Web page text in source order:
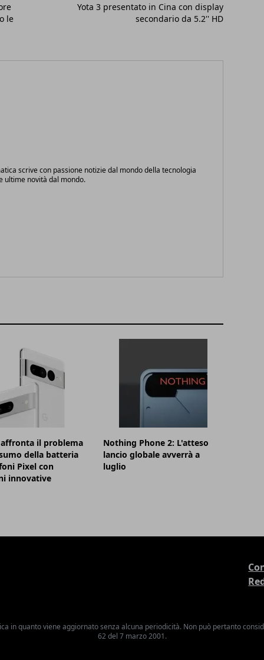
le
Yota 3 presentato in Cina con display
secondario da 5.2'' HD
scrive con passione notizie dal mondo della tecnologia
ultime novità dal mondo.
il problema
della batteria
Pixel con
innovative
Nothing Phone 2: L'atteso
lancio globale avverrà a
luglio
in quanto viene aggiornato senza alcuna periodicità. Non può pertanto
62 del 7 marzo 2001.